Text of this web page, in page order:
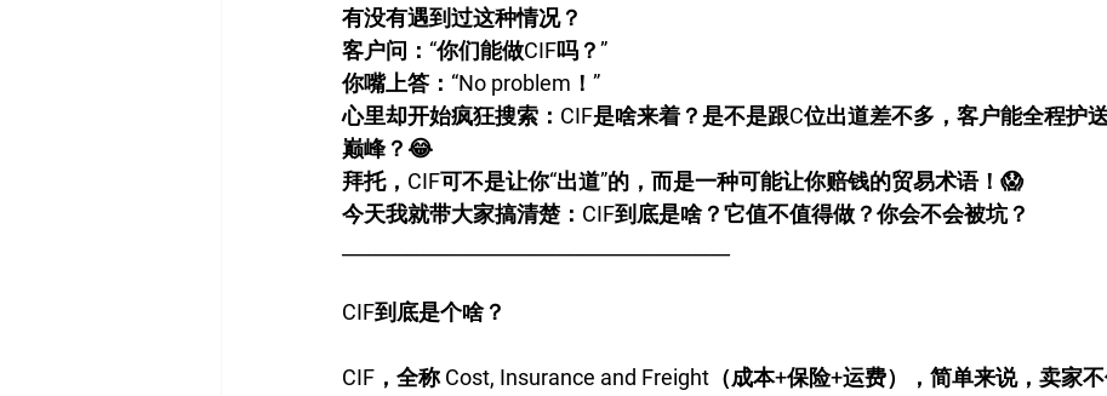
有没有遇到过这种情况？
客户问：“你们能做CIF吗？”
你嘴上答：“No problem！”
心里却开始疯狂搜索：CIF是啥来着？是不是跟C位出道差不多，客户能全程护
巅峰？😂
拜托，CIF可不是让你“出道”的，而是一种可能让你赔钱的贸易术语！😱
今天我就带大家搞清楚：CIF到底是啥？它值不值得做？你会不会被坑？
CIF到底是个啥？
CIF，全称 Cost, Insurance and Freight（成本+保险+运费），简单来说，卖家